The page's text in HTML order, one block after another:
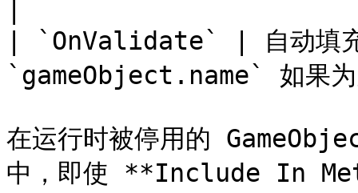
| `OnValidate` | 自动填
`gameObject.name` 如果为
在运行时被停用的
中，即使 **Include In